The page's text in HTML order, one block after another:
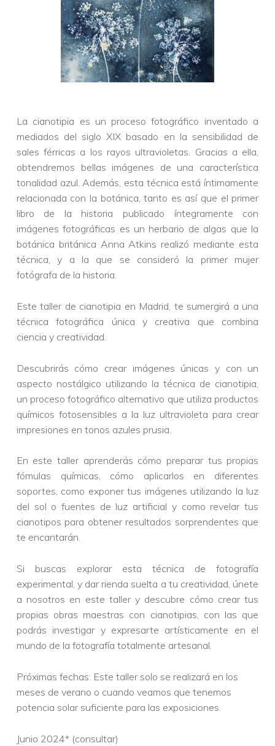
La cianotipia es un proceso fotográfico inventado a
mediados del siglo XIX basado en la sensibilidad de
sales férricas a los rayos ultravioletas. Gracias a ella,
obtendremos bellas imágenes de una característica
tonalidad azul. Además, esta técnica está íntimamente
relacionada con la botánica, tanto es así que el primer
libro de la historia publicado íntegramente con
imágenes fotográficas es un herbario de algas que la
botánica británica Anna Atkins realizó mediante esta
técnica, y a la que se consideró la primer mujer
fotógrafa de la historia.
Este taller de cianotipia en Madrid, te sumergirá a una
técnica fotográfica única y creativa que combina
ciencia y creatividad.
Descubrirás cómo crear imágenes únicas y con un
aspecto nostálgico utilizando la técnica de cianotipia,
un proceso fotográfico alternativo que utiliza productos
químicos fotosensibles a la luz ultravioleta para crear
impresiones en tonos azules prusia.
En este taller aprenderás cómo preparar tus propias
fómulas químicas, cómo aplicarlos en diferentes
soportes, como exponer tus imágenes utilizando la luz
del sol o fuentes de luz artificial y como revelar tus
cianotipos para obtener resultados sorprendentes que
te encantarán.
Si buscas explorar esta técnica de fotografía
experimental, y dar rienda suelta a tu creatividad, únete
a nosotros en este taller y descubre cómo crear tus
propias obras maestras con cianotipias, con las que
podrás investigar y expresarte artísticamente en el
mundo de la fotografía totalmente artesanal.
Próximas fechas: Este taller solo se realizará en los
meses de verano o cuando veamos que tenemos
potencia solar suficiente para las exposiciones.
Junio 2024* (consultar)